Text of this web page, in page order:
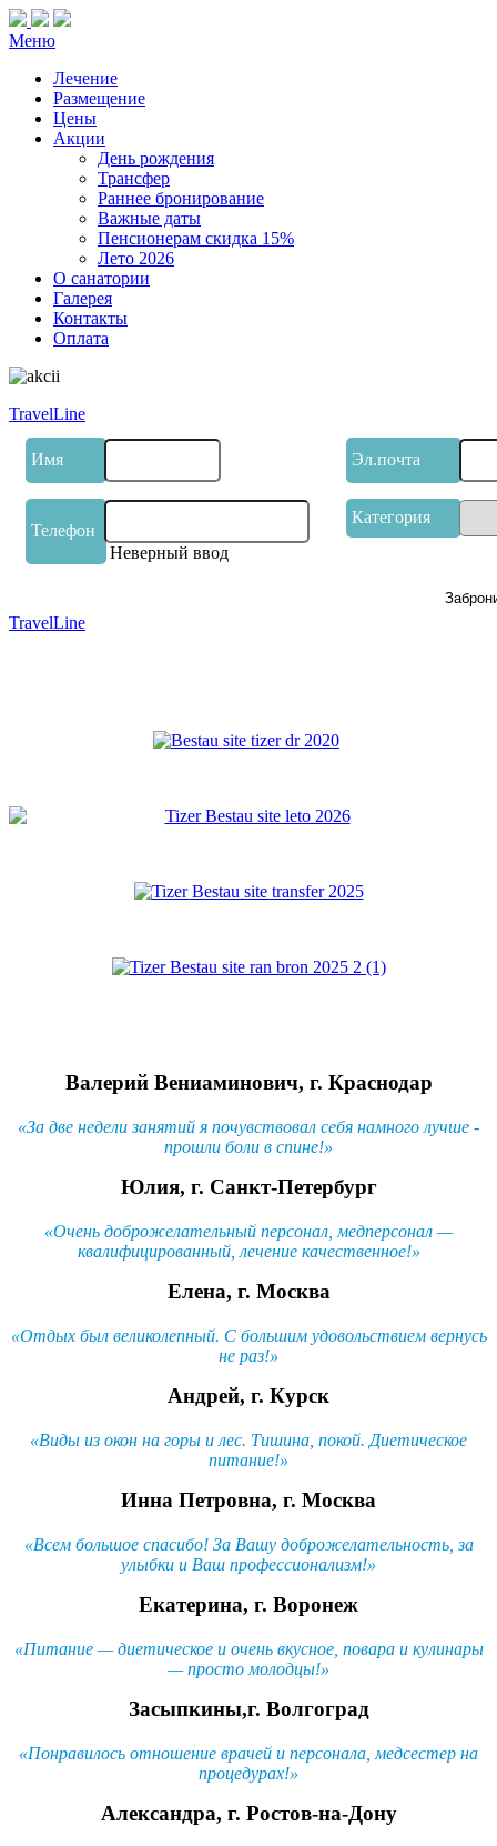
Меню
Лечение
Размещение
Цены
Акции
День рождения
Трансфер
Раннее бронирование
Важные даты
Пенсионерам скидка 15%
Лето 2026
О санатории
Галерея
Контакты
Оплата
TravelLine
Имя
Телефон
Неверный ввод
Эл.почта
Категория
TravelLine
Валерий Вениаминович, г. Краснодар
«За две недели занятий я почувствовал себя намного лучше -
прошли боли в спине!»
Юлия, г. Санкт-Петербург
«Очень доброжелательный персонал, медперсонал —
квалифицированный, лечение качественное!»
Елена, г. Москва
«Отдых был великолепный. С большим удовольствием вернусь
не раз!»
Андрей, г. Курск
«Виды из окон на горы и лес. Тишина, покой. Диетическое
питание!»
Инна Петровна, г. Москва
«Всем большое спасибо! За Вашу доброжелательность, за
улыбки и Ваш профессионализм!»
Екатерина, г. Воронеж
«Питание — диетическое и очень вкусное, повара и кулинары
— просто молодцы!»
Засыпкины,г. Волгоград
«Понравилось отношение врачей и персонала, медсестер на
процедурах!»
Александра, г. Ростов-на-Дону